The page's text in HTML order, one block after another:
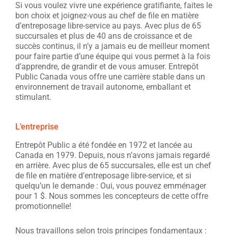
Si vous voulez vivre une expérience gratifiante, faites le
bon choix et joignez-vous au chef de file en matière
d’entreposage libre-service au pays. Avec plus de 65
succursales et plus de 40 ans de croissance et de
succès continus, il n’y a jamais eu de meilleur moment
pour faire partie d’une équipe qui vous permet à la fois
d’apprendre, de grandir et de vous amuser. Entrepôt
Public Canada vous offre une carrière stable dans un
environnement de travail autonome, emballant et
stimulant.
L’entreprise
Entrepôt Public a été fondée en 1972 et lancée au
Canada en 1979. Depuis, nous n’avons jamais regardé
en arrière. Avec plus de 65 succursales, elle est un chef
de file en matière d’entreposage libre-service, et si
quelqu’un le demande : Oui, vous pouvez emménager
pour 1 $. Nous sommes les concepteurs de cette offre
promotionnelle!
Nous travaillons selon trois principes fondamentaux :